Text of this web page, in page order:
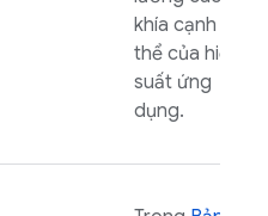
khía cạnh cụ
thể của hiệu
suất ứng
dụng.